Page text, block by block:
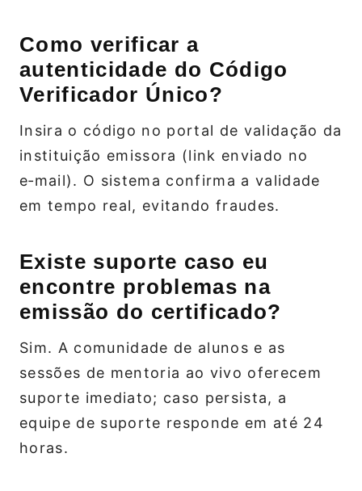
Como verificar a
autenticidade do Código
Verificador Único?
Insira o código no portal de validação da
instituição emissora (link enviado no
e‑mail). O sistema confirma a validade
em tempo real, evitando fraudes.
Existe suporte caso eu
encontre problemas na
emissão do certificado?
Sim. A comunidade de alunos e as
sessões de mentoria ao vivo oferecem
suporte imediato; caso persista, a
equipe de suporte responde em até 24
horas.